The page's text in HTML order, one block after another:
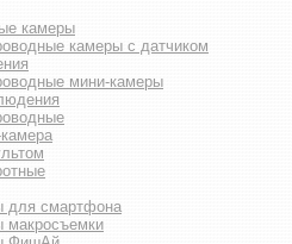
камеры
камеры с датчиком
мини-камеры
для смартфона
макросъемки